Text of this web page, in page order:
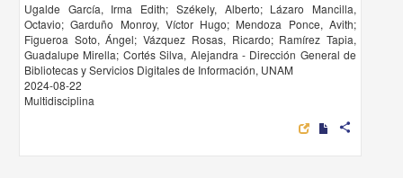
Ugalde García, Irma Edith; Székely, Alberto; Lázaro Mancilla,
Octavio; Garduño Monroy, Víctor Hugo; Mendoza Ponce, Avith;
Figueroa Soto, Ángel; Vázquez Rosas, Ricardo; Ramírez Tapia,
Guadalupe Mirella; Cortés Silva, Alejandra - Dirección General de
Bibliotecas y Servicios Digitales de Información, UNAM
2024-08-22
Multidisciplina
share